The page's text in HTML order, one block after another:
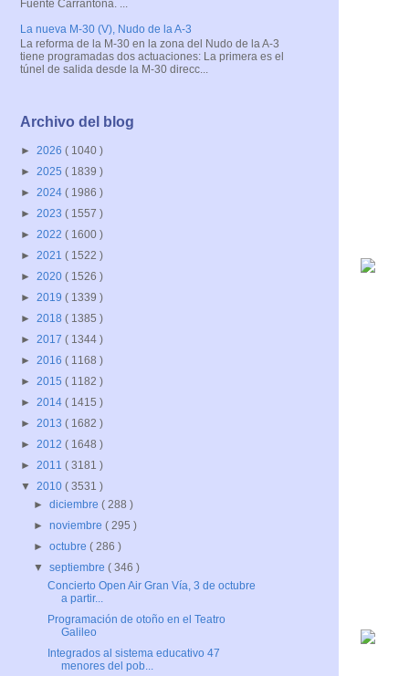
Fuente Carrantona. ...
La nueva M-30 (V), Nudo de la A-3
La reforma de la M-30 en la zona del Nudo de la A-3
tiene programadas dos actuaciones: La primera es el
túnel de salida desde la M-30 direcc...
Archivo del blog
► 2026 ( 1040 )
► 2025 ( 1839 )
► 2024 ( 1986 )
► 2023 ( 1557 )
► 2022 ( 1600 )
► 2021 ( 1522 )
► 2020 ( 1526 )
► 2019 ( 1339 )
► 2018 ( 1385 )
► 2017 ( 1344 )
► 2016 ( 1168 )
► 2015 ( 1182 )
► 2014 ( 1415 )
► 2013 ( 1682 )
► 2012 ( 1648 )
► 2011 ( 3181 )
▼ 2010 ( 3531 )
►diciembre( 288 )
►noviembre( 295 )
►octubre( 286 )
▼septiembre( 346 )
Concierto Open Air Gran Vía, 3 de octubre
a partir...
Programación de otoño en el Teatro
Galileo
Integrados al sistema educativo 47
menores del pob...